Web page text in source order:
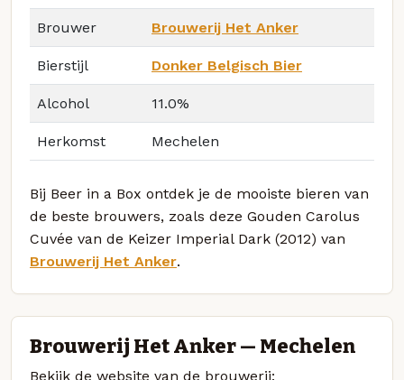
Brouwer Brouwerij Het Anker
Bierstijl Donker Belgisch Bier
Alcohol 11.0%
Herkomst Mechelen
Bij Beer in a Box ontdek je de mooiste bieren van
de beste brouwers, zoals deze Gouden Carolus
Cuvée van de Keizer Imperial Dark (2012) van
Brouwerij Het Anker.
Brouwerij Het Anker — Mechelen
Bekijk de website van de brouwerij: